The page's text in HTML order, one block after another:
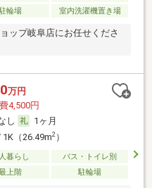
輪場 室内洗濯機置き場
ップ岐阜店にお任せくださ
万円
4,500円
し
1ヶ月
1K（26.49m2）
暮らし
バス・トイレ別
上階 駐輪場